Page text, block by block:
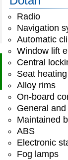
Radio
Navigation
Automatic
Window lift
Central
Seat heating
Alloy rims
On-board
General
Maintained
ABS
Electronic
Fog lamps